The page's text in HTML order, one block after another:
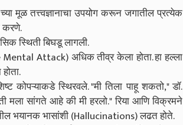
मूळ तत्त्वज्ञानाचा उपयोग करून जगातील प्रत्येक
करणे.
स्थिती बिघडू लागली.
Attack) अधिक तीव्र केला होता. हा हल्ला
कोपऱ्याकडे स्थिरवले. "मी तिला पाहू शकतो," डॉ.
सांगते आहे की मी हरलो." रिया आणि विक्रमने
भयानक भासांशी (Hallucinations) लढत होते.